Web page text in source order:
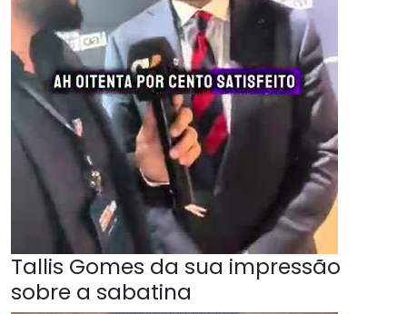
Tallis Gomes da sua impressão
sobre a sabatina